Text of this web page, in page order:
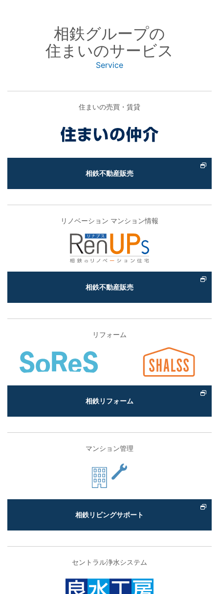
相鉄グループの
住まいのサービス
Service
住まいの売買・賃貸
相鉄不動産販売
リノベーション マンション情報
相鉄不動産販売
リフォーム
相鉄リフォーム
マンション管理
相鉄リビングサポート
セントラル浄水システム